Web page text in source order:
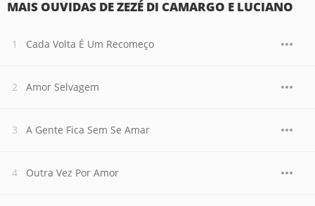
MAIS OUVIDAS DE ZEZÉ DI CAMARGO E LUCIANO
Cada Volta É Um Recomeço
Amor Selvagem
A Gente Fica Sem Se Amar
Outra Vez Por Amor